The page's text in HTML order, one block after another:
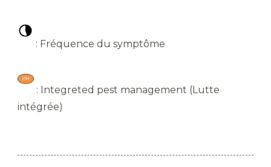
​ : Fréquence du symptôme
​ : Integreted pest management (Lutte
intégrée)